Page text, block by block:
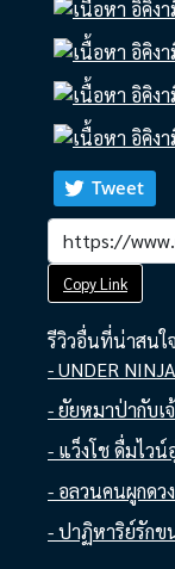
Tweet
Copy Link
รีวิวอื่นที่น่าสนใจ
- UNDER
- ยัยหมาป่ากับเ
- แว็งโช ดื่มไว
- อลวนคนผูกดว
- ปาฏิหาริย์รัก